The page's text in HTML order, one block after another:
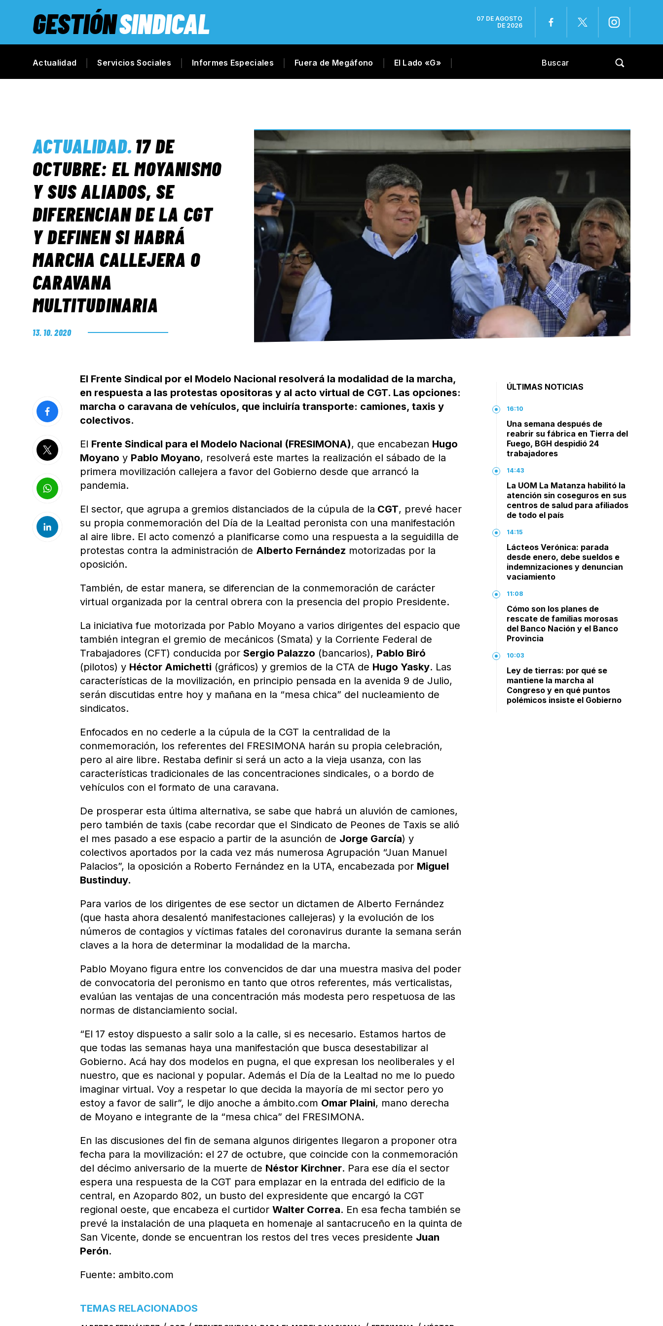
GESTIÓNSINDICAL
07 DE AGOSTO
DE 2026
Actualidad Servicios Sociales Informes Especiales Fuera de Megáfono El Lado «G»
ACTUALIDAD. 17 DE
OCTUBRE: EL MOYANISMO
Y SUS ALIADOS, SE
DIFERENCIAN DE LA CGT
Y DEFINEN SI HABRÁ
MARCHA CALLEJERA O
CARAVANA
MULTITUDINARIA
13. 10. 2020
El Frente Sindical por el Modelo Nacional resolverá la modalidad de la marcha,
en respuesta a las protestas opositoras y al acto virtual de CGT. Las opciones:
marcha o caravana de vehículos, que incluiría transporte: camiones, taxis y
colectivos.
El Frente Sindical para el Modelo Nacional (FRESIMONA), que encabezan Hugo
Moyano y Pablo Moyano, resolverá este martes la realización el sábado de la
primera movilización callejera a favor del Gobierno desde que arrancó la
pandemia.
El sector, que agrupa a gremios distanciados de la cúpula de la CGT, prevé hacer
su propia conmemoración del Día de la Lealtad peronista con una manifestación
al aire libre. El acto comenzó a planificarse como una respuesta a la seguidilla de
protestas contra la administración de Alberto Fernández motorizadas por la
oposición.
También, de estar manera, se diferencian de la conmemoración de carácter
virtual organizada por la central obrera con la presencia del propio Presidente.
La iniciativa fue motorizada por Pablo Moyano a varios dirigentes del espacio que
también integran el gremio de mecánicos (Smata) y la Corriente Federal de
Trabajadores (CFT) conducida porSergio Palazzo (bancarios), Pablo Biró
(pilotos) y Héctor Amichetti (gráficos) y gremios de la CTA de Hugo Yasky. Las
características de la movilización, en principio pensada en la avenida 9 de Julio,
serán discutidas entre hoy y mañana en la “mesa chica” del nucleamiento de
sindicatos.
Enfocados en no cederle a la cúpula de la CGT la centralidad de la
conmemoración, los referentes del FRESIMONA harán su propia celebración,
pero al aire libre. Restaba definir si será un acto a la vieja usanza, con las
características tradicionales de las concentraciones sindicales, o a bordo de
vehículos con el formato de una caravana.
De prosperar esta última alternativa, se sabe que habrá un aluvión de camiones,
pero también de taxis (cabe recordar que el Sindicato de Peones de Taxis se alió
el mes pasado a ese espacio a partir de la asunción de Jorge García) y
colectivos aportados por la cada vez más numerosa Agrupación “Juan Manuel
Palacios”, la oposición a Roberto Fernández en la UTA, encabezada por Miguel
Bustinduy.
Para varios de los dirigentes de ese sector un dictamen de Alberto Fernández
(que hasta ahora desalentó manifestaciones callejeras) y la evolución de los
números de contagios y víctimas fatales del coronavirus durante la semana serán
claves a la hora de determinar la modalidad de la marcha.
Pablo Moyano figura entre los convencidos de dar una muestra masiva del poder
de convocatoria del peronismo en tanto que otros referentes, más verticalistas,
evalúan las ventajas de una concentración más modesta pero respetuosa de las
normas de distanciamiento social.
“El 17 estoy dispuesto a salir solo a la calle, si es necesario. Estamos hartos de
que todas las semanas haya una manifestación que busca desestabilizar al
Gobierno. Acá hay dos modelos en pugna, el que expresan los neoliberales y el
nuestro, que es nacional y popular. Además el Día de la Lealtad no me lo puedo
imaginar virtual. Voy a respetar lo que decida la mayoría de mi sector pero yo
estoy a favor de salir”, le dijo anoche a ámbito.com Omar Plaini, mano derecha
de Moyano e integrante de la “mesa chica” del FRESIMONA.
En las discusiones del fin de semana algunos dirigentes llegaron a proponer otra
fecha para la movilización: el 27 de octubre, que coincide con la conmemoración
del décimo aniversario de la muerte de Néstor Kirchner. Para ese día el sector
espera una respuesta de la CGT para emplazar en la entrada del edificio de la
central, en Azopardo 802, un busto del expresidente que encargó la CGT
regional oeste, que encabeza el curtidorWalter Correa. En esa fecha también se
prevé la instalación de una plaqueta en homenaje al santacruceño en la quinta de
San Vicente, donde se encuentran los restos del tres veces presidente Juan
Perón.
Fuente: ambito.com
TEMAS RELACIONADOS
ÚLTIMAS NOTICIAS
16:10
Una semana después de
reabrir su fábrica en Tierra del
Fuego, BGH despidió 24
trabajadores
14:43
La UOM La Matanza habilitó la
atención sin coseguros en sus
centros de salud para afiliados
de todo el país
14:15
Lácteos Verónica: parada
desde enero, debe sueldos e
indemnizaciones y denuncian
vaciamiento
11:08
Cómo son los planes de
rescate de familias morosas
del Banco Nación y el Banco
Provincia
10:03
Ley de tierras: por qué se
mantiene la marcha al
Congreso y en qué puntos
polémicos insiste el Gobierno